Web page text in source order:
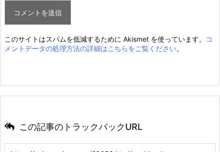
このサイトはスパムを低減するために Akismet を使っています。
コ
メントデータの処理方法の詳細はこちらをご覧ください。
この記事のトラックバックURL